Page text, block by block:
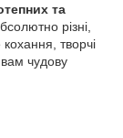
та
різні,
кохання, творчі
вам чудову